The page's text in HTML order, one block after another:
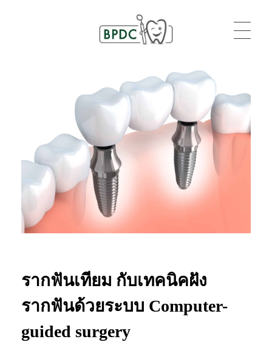
รากฟันเทียม กับเทคนิคฝัง
รากฟันด้วยระบบ Computer-
guided surgery